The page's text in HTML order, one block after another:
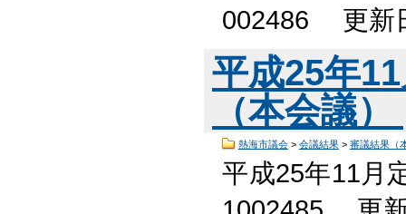
002486 更新
平成25年
（本会議）
熱海市議会> 会議結果> 審議結果（
平成25年11月